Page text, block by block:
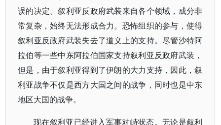
误的决定。叙利亚反政府武装来自各个领域，成分非
常复杂，始终无法形成合力。恐怖组织的参与，使得
叙利亚反政府武装失去了道义上的支持。尽管沙特阿
拉伯等一些中东阿拉伯国家支持叙利亚反政府武装，
但是，由于叙利亚得到了伊朗的大力支持，因此，叙
利亚战争不仅是西方大国之间的战争，同时也是中东
地区大国的战争。
现在叙利亚已经进入军事对峙状态。无论是叙利